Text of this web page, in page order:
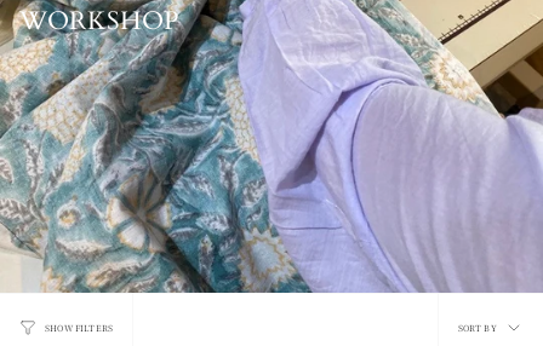
WORKSHOP
SHOW FILTERS
Sort
SORT BY